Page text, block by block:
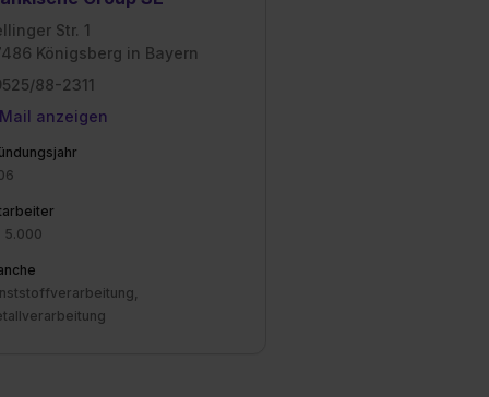
Str. 1
Königsberg in Bayern
88-2311
anzeigen
5.000